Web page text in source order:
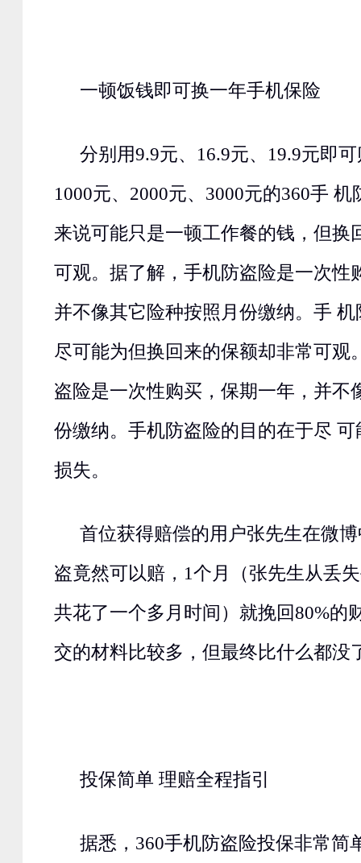
一顿饭钱即可换一年手机保险
分别用9.9元、16.9元、19.9元即
1000元、2000元、3000元的360手
来说可能只是一顿工作餐的钱，但换
可观。据了解，手机防盗险是一次性
并不像其它险种按照月份缴纳。手
尽可能为但换回来的保额却非常可观
盗险是一次性购买，保期一年，并不
份缴纳。手机防盗险的目的在于尽
损失。
首位获得赔偿的用户张先生在微
盗竟然可以赔，1个月（张先生从丢
共花了一个多月时间）就挽回80%的
交的材料比较多，但最终比什么都没
投保简单 理赔全程指引
据悉，360手机防盗险投保非常简